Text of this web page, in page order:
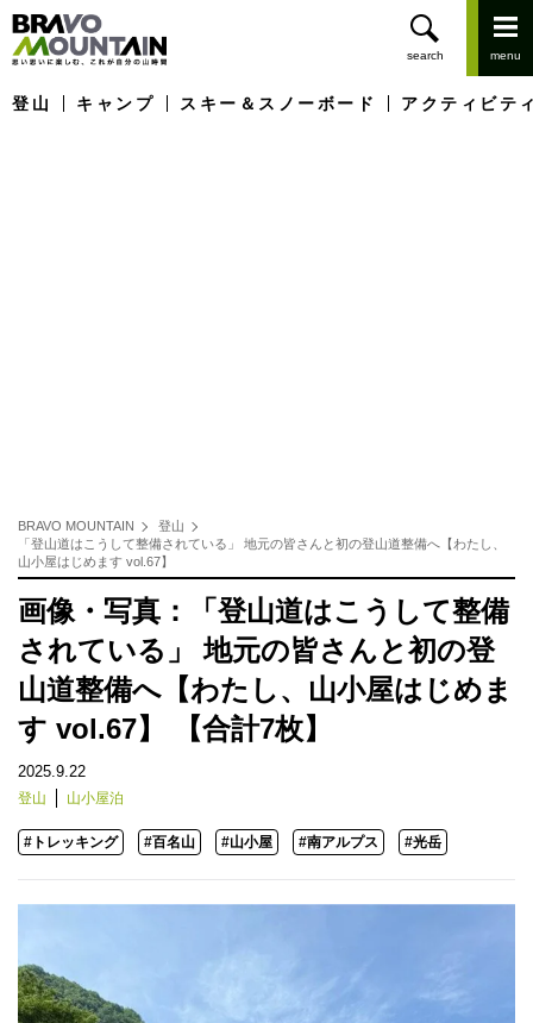
登山 キャンプ スキー＆スノーボード アクティビテ
BRAVO MOUNTAIN
登山
「登山道はこうして整備されている」 地元の皆さんと初の登山道整備へ【わたし、
山小屋はじめます vol.67】
画像・写真：「登山道はこうして整備
されている」 地元の皆さんと初の登
山道整備へ【わたし、山小屋はじめま
す vol.67】 【合計7枚】
2025.9.22
登山 山小屋泊
#トレッキング #百名山 #山小屋 #南アルプス #光岳